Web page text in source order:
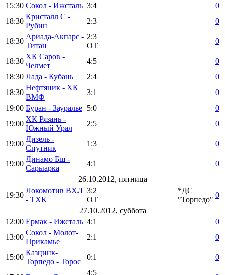
15:30 Сокол - Ижсталь 3:4
0
18:30
Кристалл С -
Рубин
2:3 0
18:30
Ариада-Акпарс -
Титан
2:3
ОТ
0
18:30
ХК Саров -
Челмет
4:5
0
18:30 Лада - Кубань 2:4
0
18:30
Нефтяник - ХК
ВМФ
3:1
0
19:00 Буран - Зауралье 5:0
0
19:00
ХК Рязань -
Южный Урал
2:5 0
19:00
Дизель -
Спутник
1:3 0
19:00
Динамо Бш -
Сарыарка
4:1
0
26.10.2012, пятница
19:30
Локомотив ВХЛ
- ТХК
3:2
ОТ
*ДС
"Торпедо"
0
27.10.2012, суббота
12:00 Ермак - Ижсталь 4:1
0
13:00
Сокол - Молот-
Прикамье
2:1 0
15:00
Казцинк-
Торпедо - Торос
0:1 0
4:5